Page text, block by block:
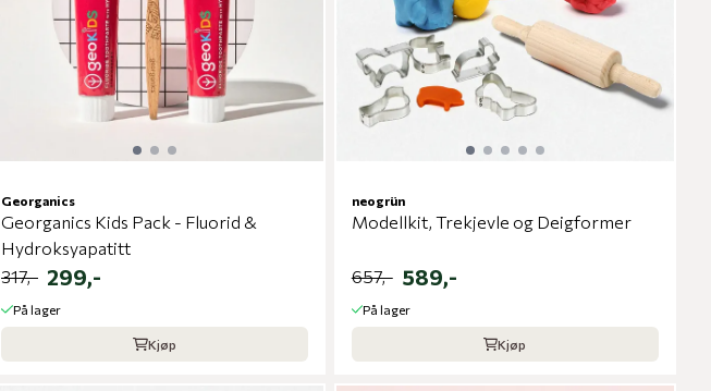
Georganics
Georganics Kids Pack - Fluorid &
Hydroksyapatitt
317,- 299,-
På lager
Kjøp
neogrün
Modellkit, Trekjevle og Deigformer
657,- 589,-
På lager
Kjøp